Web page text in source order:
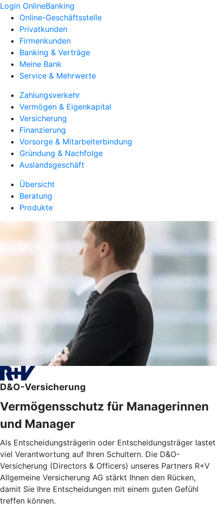
Login OnlineBanking
Online-Geschäftsstelle
Privatkunden
Firmenkunden
Banking & Verträge
Meine Bank
Service & Mehrwerte
Zahlungsverkehr
Vermögen & Eigenkapital
Versicherung
Finanzierung
Vorsorge & Mitarbeiterbindung
Gründung & Nachfolge
Auslandsgeschäft
Übersicht
Beratung
Produkte
D&O-Versicherung
Vermögensschutz für Managerinnen
und Manager
Als Entscheidungsträgerin oder Entscheidungsträger lastet
viel Verantwortung auf Ihren Schultern. Die D&O-
Versicherung (Directors & Officers) unseres Partners R+V
Allgemeine Versicherung AG stärkt Ihnen den Rücken,
damit Sie Ihre Entscheidungen mit einem guten Gefühl
treffen können.